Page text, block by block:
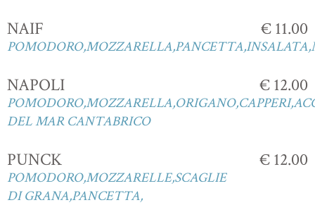
NAIF € 11.00
NAPOLI
DEL MAR CANTABRICO
€ 12.00
PUNCK
POMODORO,MOZZARELLE,SCAGLIE
DI GRANA,PANCETTA,
€ 12.00